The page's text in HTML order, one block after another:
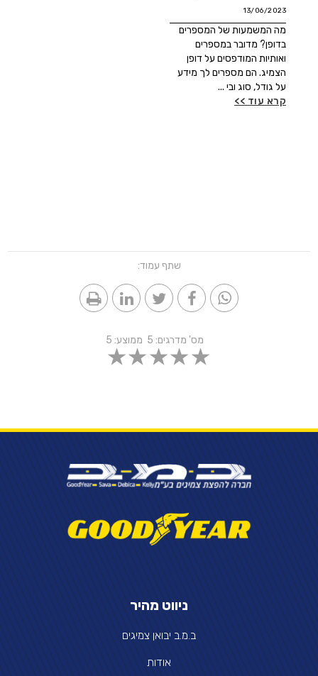
13/06/2023
מה המשמעות של המספרים
בדופן? מדובר במספרים
ואותיות המודפסים על דופן
הצמיג. הם מספרים לך מידע
על גודל, סוג ובי ...
קרא עוד >>
שתף עמוד:
מס' מדרגים: 5 ממוצע: 5
ניווט מהיר
ב.מ.ב יבואן צמיגים
אודות